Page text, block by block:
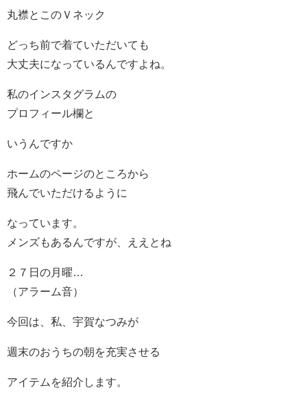
丸襟とこのＶネック
どっち前で着ていただいても
大丈夫になっているんですよね。
私のインスタグラムの
プロフィール欄と
いうんですか
ホームのページのところから
飛んでいただけるように
なっています。
メンズもあるんですが、ええとね
２７日の月曜…
（アラーム音）
今回は、私、宇賀なつみが
週末のおうちの朝を充実させる
アイテムを紹介します。